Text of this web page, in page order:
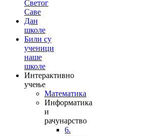
Светог
Саве
Дан
школе
Били су
ученици
наше
школе
Интерактивно
учење
Математика
Информатика
и
рачунарство
6.